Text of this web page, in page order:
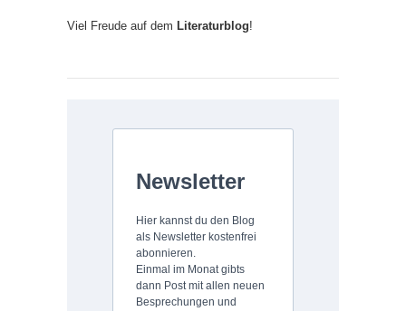
Viel Freude auf dem Literaturblog!
Newsletter
Hier kannst du den Blog
als Newsletter kostenfrei
abonnieren.
Einmal im Monat gibts
dann Post mit allen neuen
Besprechungen und